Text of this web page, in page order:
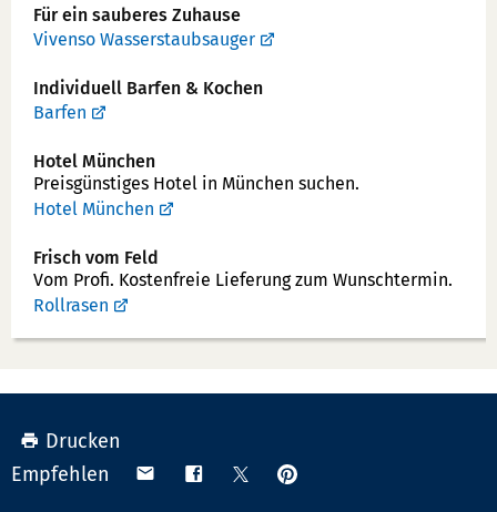
Für ein sauberes Zuhause
Vivenso Wasserstaubsauger
Individuell Barfen & Kochen
Barfen
Hotel München
Preisgünstiges Hotel in München suchen.
Hotel München
Frisch vom Feld
Vom Profi. Kostenfreie Lieferung zum Wunschtermin.
Rollrasen
Drucken
Empfehlen
Teilen Teilen TeilenAnpinnen